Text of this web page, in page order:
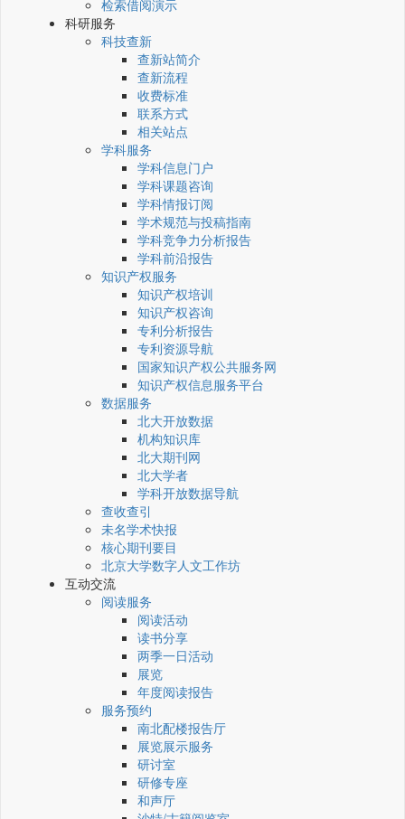
检索借阅演示
科研服务
科技查新
查新站简介
查新流程
收费标准
联系方式
相关站点
学科服务
学科信息门户
学科课题咨询
学科情报订阅
学术规范与投稿指南
学科竞争力分析报告
学科前沿报告
知识产权服务
知识产权培训
知识产权咨询
专利分析报告
专利资源导航
国家知识产权公共服务网
知识产权信息服务平台
数据服务
北大开放数据
机构知识库
北大期刊网
北大学者
学科开放数据导航
查收查引
未名学术快报
核心期刊要目
北京大学数字人文工作坊
互动交流
阅读服务
阅读活动
读书分享
两季一日活动
展览
年度阅读报告
服务预约
南北配楼报告厅
展览展示服务
研讨室
研修专座
和声厅